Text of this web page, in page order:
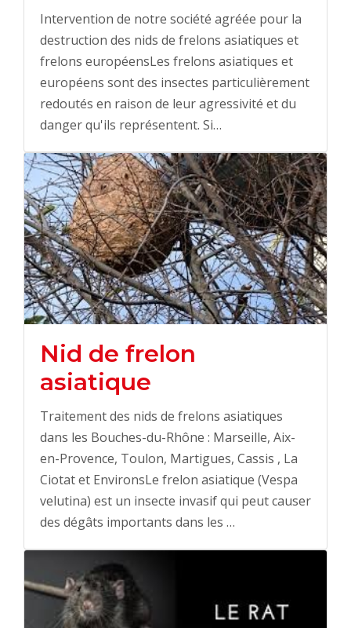
Intervention de notre société agréée pour la
destruction des nids de frelons asiatiques et
frelons européensLes frelons asiatiques et
européens sont des insectes particulièrement
redoutés en raison de leur agressivité et du
danger qu'ils représentent. Si…
Nid de frelon
asiatique
Traitement des nids de frelons asiatiques
dans les Bouches-du-Rhône : Marseille, Aix-
en-Provence, Toulon, Martigues, Cassis , La
Ciotat et EnvironsLe frelon asiatique (Vespa
velutina) est un insecte invasif qui peut causer
des dégâts importants dans les …